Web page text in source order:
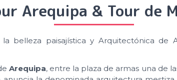
Arequipa & Tour de
la belleza paisajística y Arquitectónica de
Arequipa, entre la plaza de armas una de